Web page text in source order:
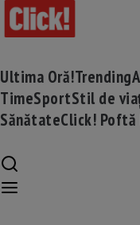
Ultima Oră!Trending
TimeSportStil de
SănătateClick! Poftă